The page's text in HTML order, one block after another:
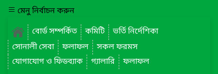
মেনু নির্বাচন করুন
বোর্ড সম্পর্কিত
কমিটি
ভর্তি নির্দেশিকা
সোনালী সেবা
ফলাফল
সকল ফরমস
যোগাযোগ ও ফিডব্যাক
গ্যালারি ফলাফল